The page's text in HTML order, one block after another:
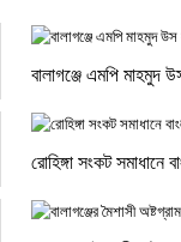
বালাগঞ্জে এমপি মাহমুদ
রোহিঙ্গা সংকট সমাধানে